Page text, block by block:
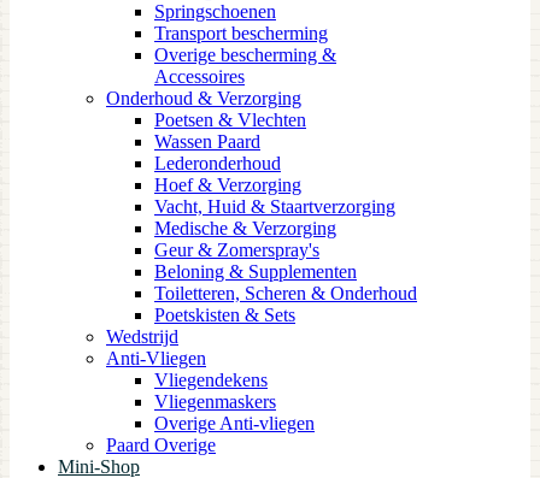
Springschoenen
Transport bescherming
Overige bescherming &
Accessoires
Onderhoud & Verzorging
Poetsen & Vlechten
Wassen Paard
Lederonderhoud
Hoef & Verzorging
Vacht, Huid & Staartverzorging
Medische & Verzorging
Geur & Zomerspray's
Beloning & Supplementen
Toiletteren, Scheren & Onderhoud
Poetskisten & Sets
Wedstrijd
Anti-Vliegen
Vliegendekens
Vliegenmaskers
Overige Anti-vliegen
Paard Overige
Mini-Shop